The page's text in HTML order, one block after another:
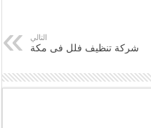
التالي
شركة تنظيف فلل فى مكة